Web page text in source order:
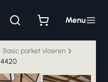
Menu
Basic parket vloeren